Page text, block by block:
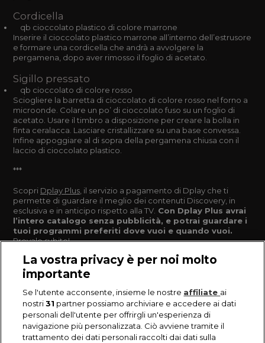
Cordicella
qb cioccolato plastico di colore marrone
Inserire il cioccolato plastico marrone all’interno dell’estrusore
e formare una cordicella che andrà a avvolgere la
pergamena, dopo aver rimosso il foglio di acetato.
Sigillo pressato
qb cioccolato di colore rosso
Sciogliere la barretta di cioccolato di colore rosso nel forno a
microonde. Colare un po’ di cioccolato fuso su un foglio di
acetato. Usare il timbro a disposizione per creare la bolla in
finta ceralacca. Lasciare cristallizzare su una base convessa.
Infine appoggiare al di sopra della pergamena chiusa con il
laccio di cioccolato plastico.
***
Scopri Dplay Plus , il servizio a pagamento di Dplay che ti
permette di guardare il meglio dei contenuti Discovery, in
esclusiva e in anticipo rispetto alla TV. Con Dplay Plus avrai
l’intero catalogo senza pubblicità, e potrai guardare i
tuoi programmi preferiti dove vuoi e quando vuoi.
Provalo subito!
La vostra privacy è per noi molto
importante
Se l'utente acconsente, insieme le nostre affiliate ai
nostri31 partner possiamo archiviare e accedere ai dati
personali dell'utente per offrirgli un'esperienza di
navigazione più personalizzata. Ciò avviene tramite il
trattamento dei dati personali raccolti dai dati sulla